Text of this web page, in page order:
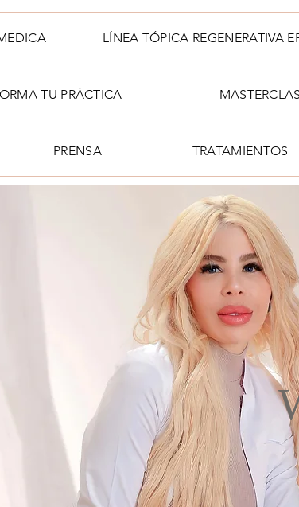
LÍNEA TÓPICA REGENERATIVA
TU PRÁCTICA
PRENSA TRATAMIENTOS